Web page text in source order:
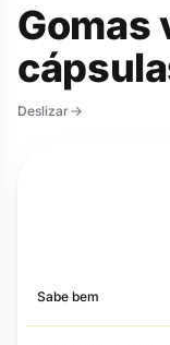
Gomas
Deslizar
Gomas vs pó
Sabe bem